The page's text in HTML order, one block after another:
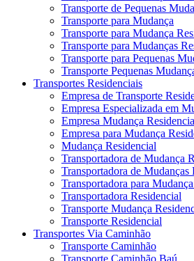
Transporte de Pequenas
Transporte para Mudança
Transporte para Mudança
Transporte para Mudanças
Transporte para Pequenas
Transporte Pequenas
Transportes Residenciais
Empresa de Transporte
Empresa Especializada em
Empresa Mudança
Empresa para Mudança
Mudança Residencial
Transportadora de Mudança
Transportadora de Mudanças
Transportadora para
Transportadora Residencial
Transporte Mudança
Transporte Residencial
Transportes Via Caminhão
Transporte Caminhão
Transporte Caminhão Baú